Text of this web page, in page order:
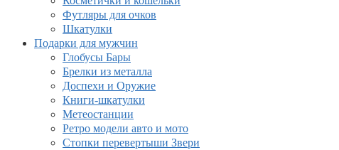
Футляры для очков
Шкатулки
Подарки для мужчин
Глобусы Бары
Брелки из металла
Доспехи и Оружие
Книги-шкатулки
Метеостанции
Ретро модели авто и мото
Стопки перевертыши Звери